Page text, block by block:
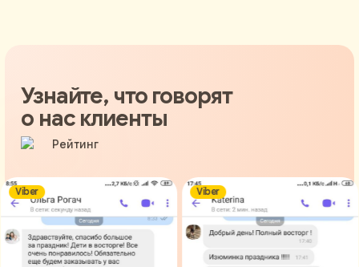
Узнайте, что говорят
о нас клиенты
Viber Viber